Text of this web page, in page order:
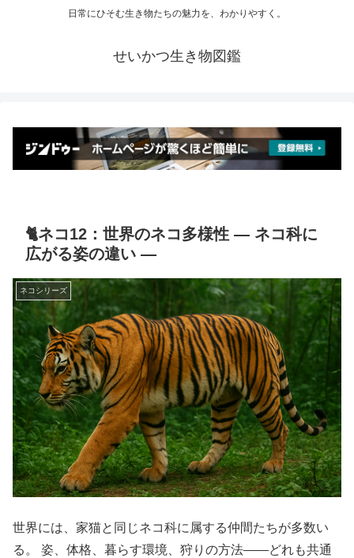
日常にひそむ生き物たちの魅力を、わかりやすく。
せいかつ生き物図鑑
🐈ネコ12：世界のネコ多様性 ― ネコ科に
広がる姿の違い ―
ネコシリーズ
世界には、家猫と同じネコ科に属する仲間たちが多数い
る。 姿、体格、暮らす環境、狩りの方法――どれも共通